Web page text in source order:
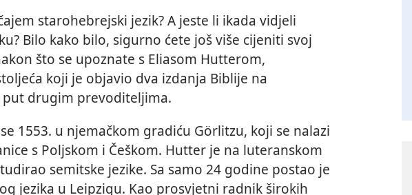
starohebrejski jezik? A jeste li ikada vidjeli
Bilo kako bilo, sigurno ćete još više cijeniti svoj
što se upoznate s Eliasom Hutterom,
koji je objavio dva izdanja Biblije na
drugim prevoditeljima.
1553. u njemačkom gradiću Görlitzu, koji se nalazi
s Poljskom i Češkom. Hutter je na luteranskom
semitske jezike. Sa samo 24 godine postao je
jezika u Leipzigu. Kao prosvjetni radnik širokih